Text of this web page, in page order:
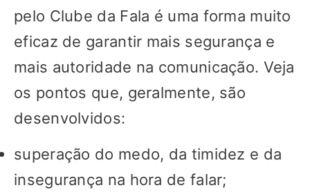
pelo Clube da Fala é uma forma muito
eficaz de garantir mais segurança e
mais autoridade na comunicação. Veja
os pontos que, geralmente, são
desenvolvidos:
superação do medo, da timidez e da
insegurança na hora de falar;